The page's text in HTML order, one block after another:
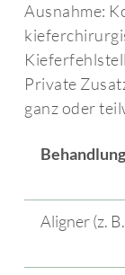
Ausnahme:
Private
ganz oder
Aligner (z.